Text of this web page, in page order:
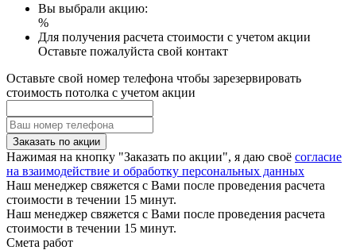
Вы выбрали акцию:
%
Для получения расчета стоимости с учетом акции
Оставьте пожалуйста свой контакт
Оставьте свой номер телефона чтобы зарезервировать
стоимость потолка с учетом акции
Заказать по акции
Нажимая на кнопку "Заказать по акции", я даю своё согласие
на взаимодействие и обработку персональных данных
Наш менеджер свяжется с Вами после проведения расчета
стоимости в течении 15 минут.
Наш менеджер свяжется с Вами после проведения расчета
стоимости в течении 15 минут.
Смета работ